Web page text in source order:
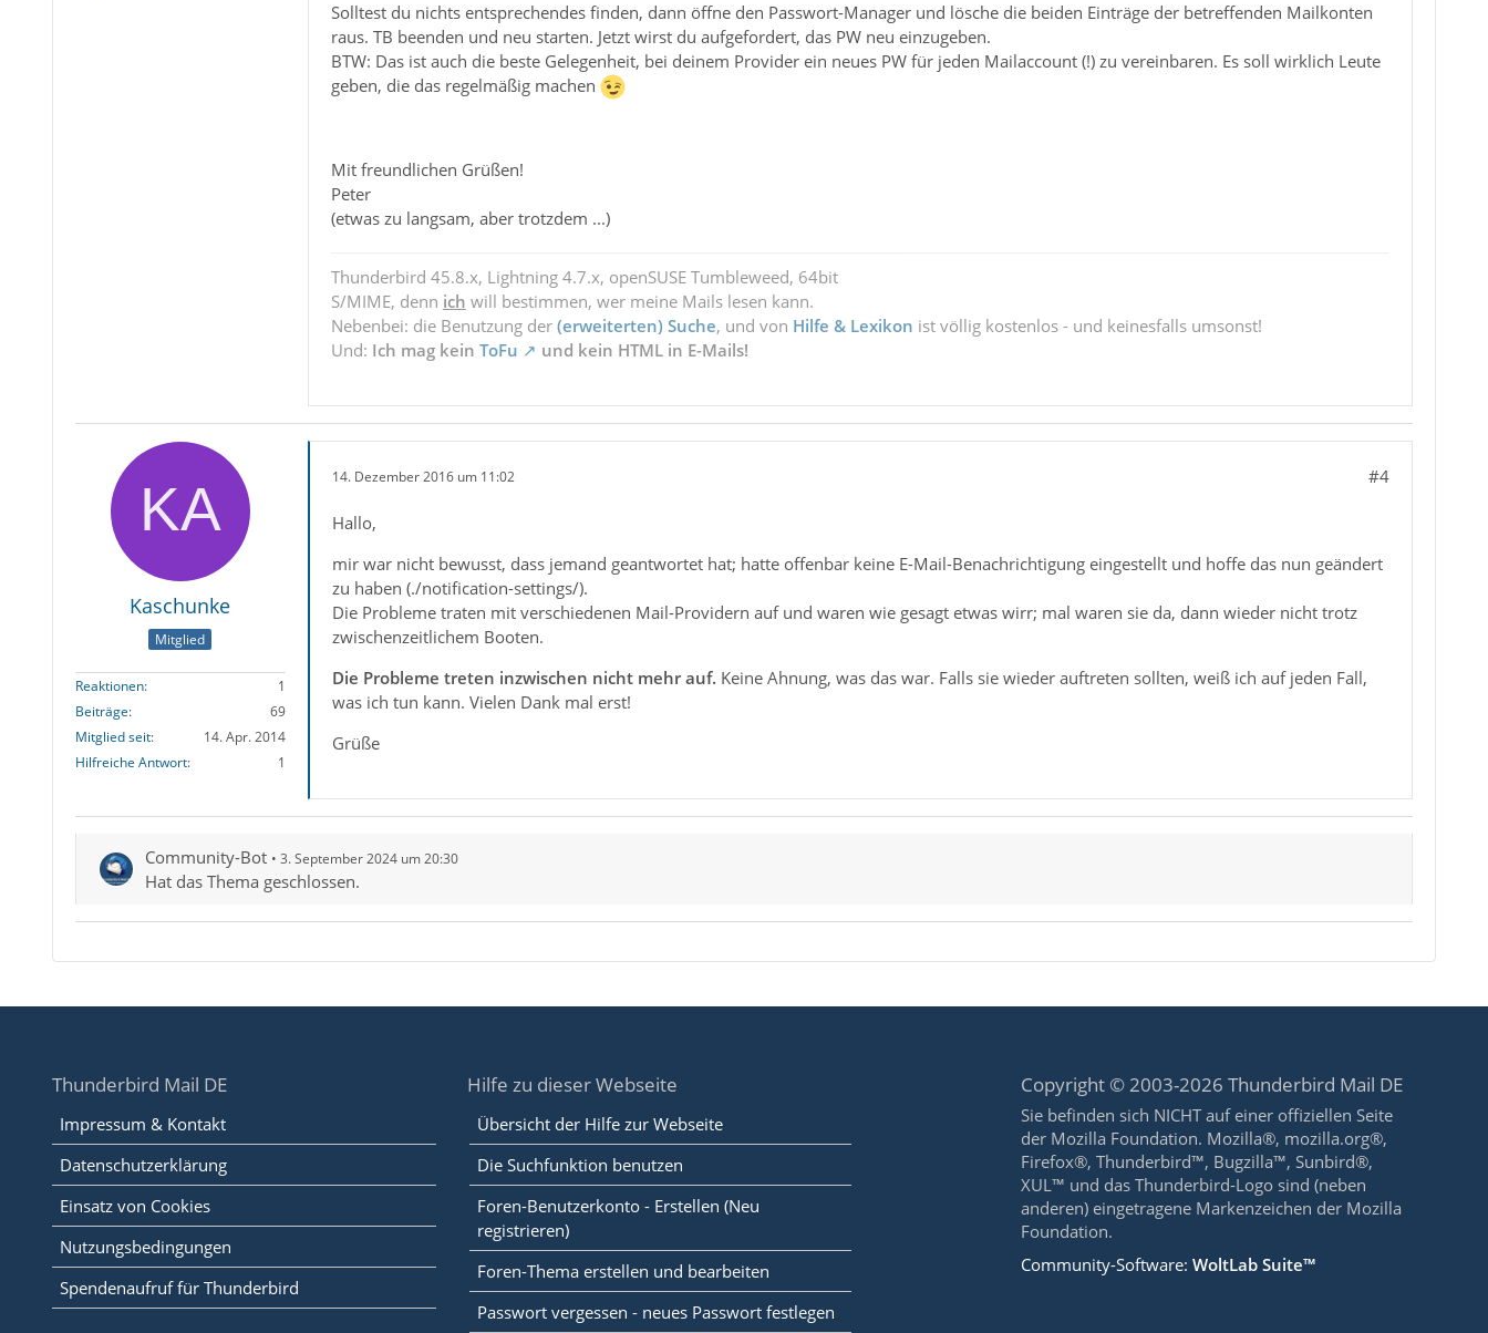
Solltest du nichts entsprechendes finden, dann öffne den Passwort-Manager und lösche die beiden Einträge der betreffenden Mailkonten
raus. TB beenden und neu starten. Jetzt wirst du aufgefordert, das PW neu einzugeben.
BTW: Das ist auch die beste Gelegenheit, bei deinem Provider ein neues PW für jeden Mailaccount (!) zu vereinbaren. Es soll wirklich Leute
geben, die das regelmäßig machen
Mit freundlichen Grüßen!
Peter
(etwas zu langsam, aber trotzdem ...)
Thunderbird 45.8.x, Lightning 4.7.x, openSUSE Tumbleweed, 64bit
S/MIME, denn ich will bestimmen, wer meine Mails lesen kann.
Nebenbei: die Benutzung der (erweiterten) Suche, und von Hilfe & Lexikon ist völlig kostenlos - und keinesfalls umsonst!
Und: Ich mag kein ToFu und kein HTML in E-Mails!
Kaschunke
Mitglied
Reaktionen
1
Beiträge
69
Mitglied seit
14. Apr. 2014
Hilfreiche Antwort
1
14. Dezember 2016 um 11:02 #4
Hallo,
mir war nicht bewusst, dass jemand geantwortet hat; hatte offenbar keine E-Mail-Benachrichtigung eingestellt und hoffe das nun geändert
zu haben (./notification-settings/).
Die Probleme traten mit verschiedenen Mail-Providern auf und waren wie gesagt etwas wirr; mal waren sie da, dann wieder nicht trotz
zwischenzeitlichem Booten.
Die Probleme treten inzwischen nicht mehr auf. Keine Ahnung, was das war. Falls sie wieder auftreten sollten, weiß ich auf jeden Fall,
was ich tun kann. Vielen Dank mal erst!
Grüße
Community-Bot 3. September 2024 um 20:30
Hat das Thema geschlossen.
Thunderbird Mail DE
Impressum & Kontakt
Datenschutzerklärung
Einsatz von Cookies
Nutzungsbedingungen
Spendenaufruf für Thunderbird
Hilfe zu dieser Webseite
Übersicht der Hilfe zur Webseite
Die Suchfunktion benutzen
Foren-Benutzerkonto - Erstellen (Neu
registrieren)
Foren-Thema erstellen und bearbeiten
Passwort vergessen - neues Passwort festlegen
Copyright © 2003-2026 Thunderbird Mail DE
Sie befinden sich NICHT auf einer offiziellen Seite
der Mozilla Foundation. Mozilla®, mozilla.org®,
Firefox®, Thunderbird™, Bugzilla™, Sunbird®,
XUL™ und das Thunderbird-Logo sind (neben
anderen) eingetragene Markenzeichen der Mozilla
Foundation.
Community-Software:WoltLab Suite™